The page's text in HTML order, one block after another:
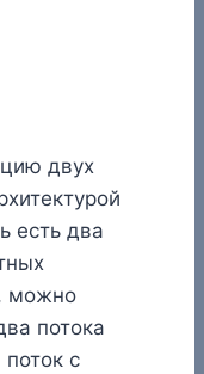
двух
есть два
можно
потока
с